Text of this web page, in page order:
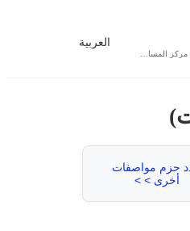
العربية
حزم مواصفات
أخرى > >